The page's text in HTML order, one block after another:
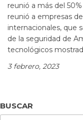
reunió a más del
reunió a empresas
internacionales, que
de la seguridad de
tecnológicos
3 febrero, 2023
BUSCAR